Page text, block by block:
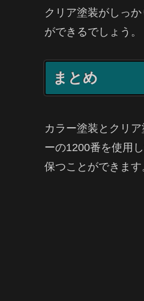
クリア塗装がしっ
ができるでしょう。
まとめ
カラー塗装とクリ
ーの1200番を使用
保つことができま